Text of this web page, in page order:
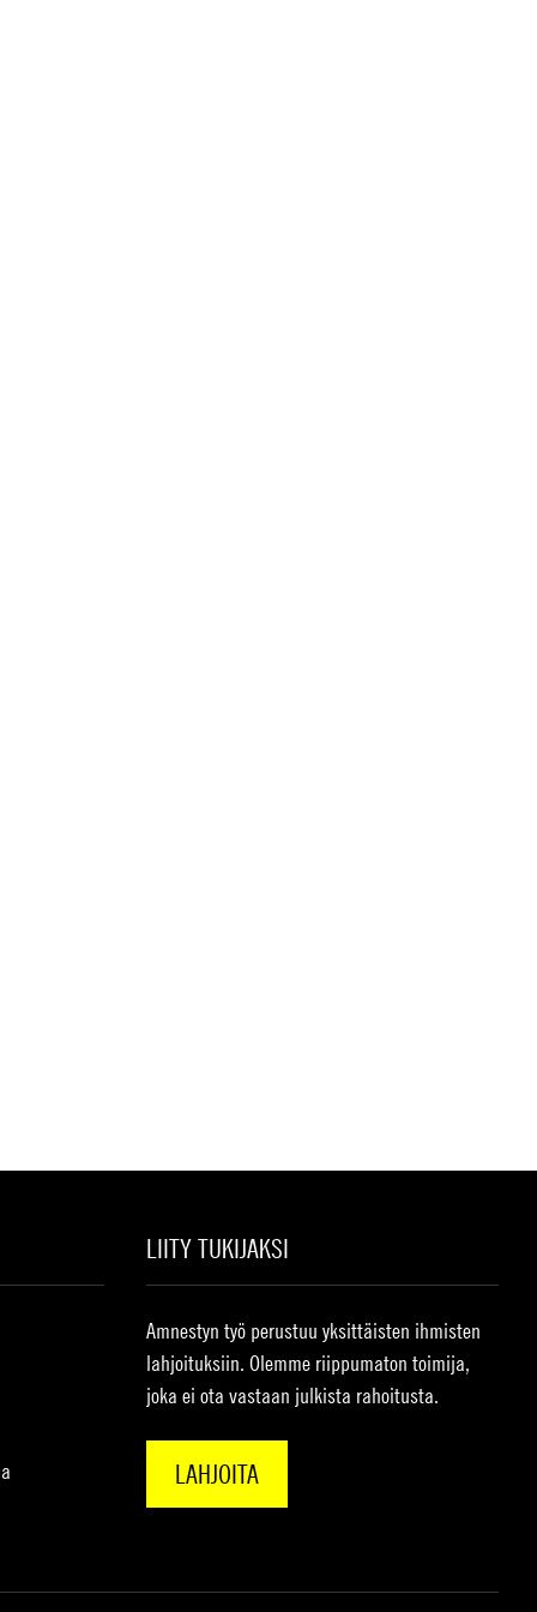
LIITY TUKIJAKSI
Amnestyn työ perustuu yksittäisten ihmisten
lahjoituksiin. Olemme riippumaton toimija,
joka ei ota vastaan julkista rahoitusta.
LAHJOITA